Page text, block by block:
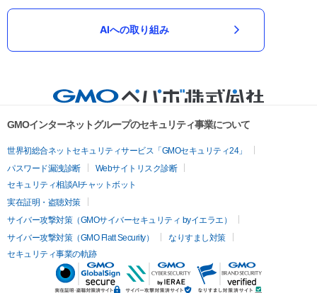
AIへの取り組み
GMOインターネットグループのセキュリティ事業について
世界初総合ネットセキュリティサービス「GMOセキュリティ24」
パスワード漏洩診断
Webサイトリスク診断
セキュリティ相談AIチャットボット
実在証明・盗聴対策
サイバー攻撃対策（GMOサイバーセキュリティ byイエラエ）
サイバー攻撃対策（GMO Flatt Security）
なりすまし対策
セキュリティ事業の軌跡